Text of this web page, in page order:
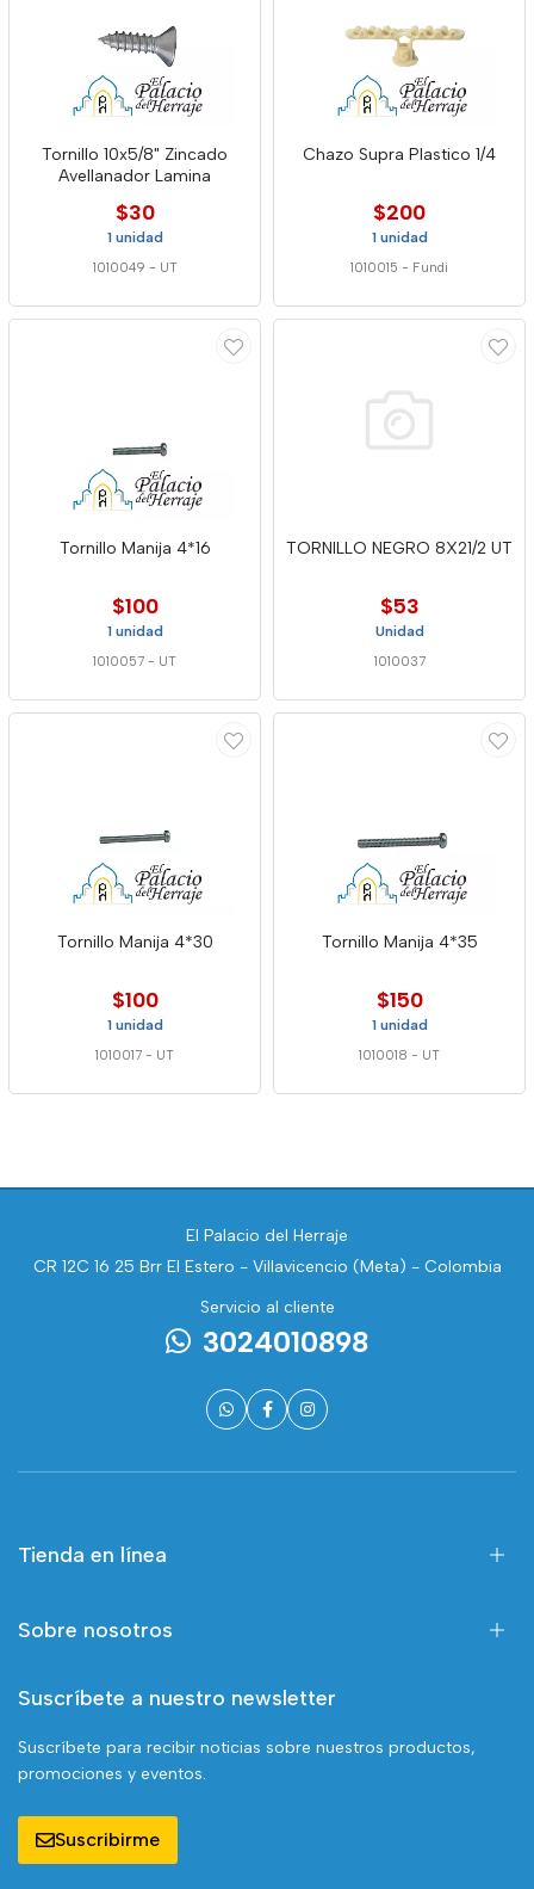
Tornillo 10x5/8" Zincado
Avellanador Lamina
$30
1 unidad
1010049 - UT
Chazo Supra Plastico 1/4
$200
1 unidad
1010015 - Fundi
Tornillo Manija 4*16
$100
1 unidad
1010057 - UT
TORNILLO NEGRO 8X21/2 UT
$53
Unidad
1010037
Tornillo Manija 4*30
$100
1 unidad
1010017 - UT
Tornillo Manija 4*35
$150
1 unidad
1010018 - UT
El Palacio del Herraje
CR 12C 16 25 Brr El Estero - Villavicencio (Meta) - Colombia
Servicio al cliente
3024010898
Tienda en línea
Sobre nosotros
Suscríbete a nuestro newsletter
Suscríbete para recibir noticias sobre nuestros productos,
promociones y eventos.
Suscribirme